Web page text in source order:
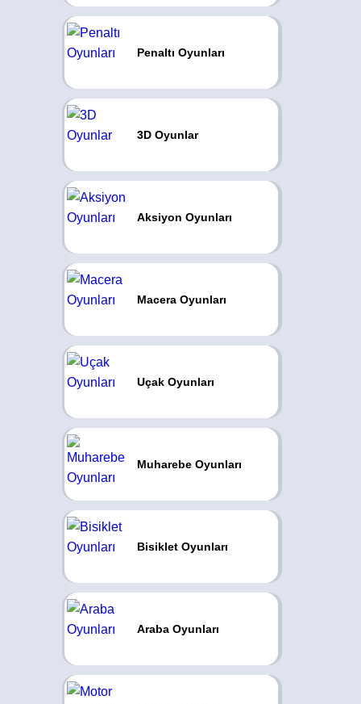
Penaltı Oyunları
3D Oyunlar
Aksiyon Oyunları
Macera Oyunları
Uçak Oyunları
Muharebe Oyunları
Bisiklet Oyunları
Araba Oyunları